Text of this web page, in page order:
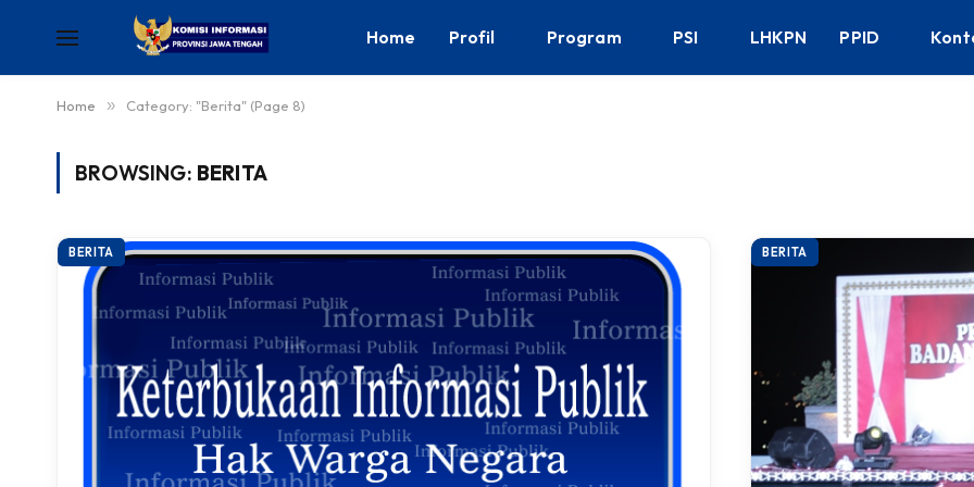
Home Profil Program PSI LHKPN PPID
Home » Category: "Berita" (Page 8)
BROWSING: BERITA
BERITA BERITA